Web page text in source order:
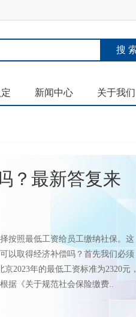
新闻中心 关于我们
？最新答复来
按照最低工资给员工缴纳社保。这
以取得经济补偿吗？首先我们必须
2023年的最低工资标准为2320元，
据《关于规范社会保险缴费..